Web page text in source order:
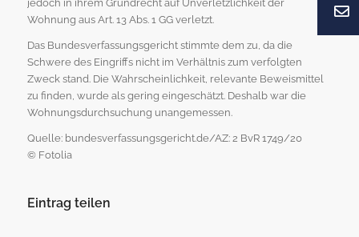
jedoch in ihrem Grundrecht auf Unverletzlichkeit der
Wohnung aus Art. 13 Abs. 1 GG verletzt.
Das Bundesverfassungsgericht stimmte dem zu, da die
Schwere des Eingriffs nicht im Verhältnis zum verfolgten
Zweck stand. Die Wahrscheinlichkeit, relevante Beweismittel
zu finden, wurde als gering eingeschätzt. Deshalb war die
Wohnungsdurchsuchung unangemessen.
Quelle: bundesverfassungsgericht.de/AZ: 2 BvR 1749/20
© Fotolia
Eintrag teilen